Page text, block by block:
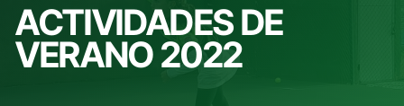
ACTIVIDADES DE
VERANO 2022